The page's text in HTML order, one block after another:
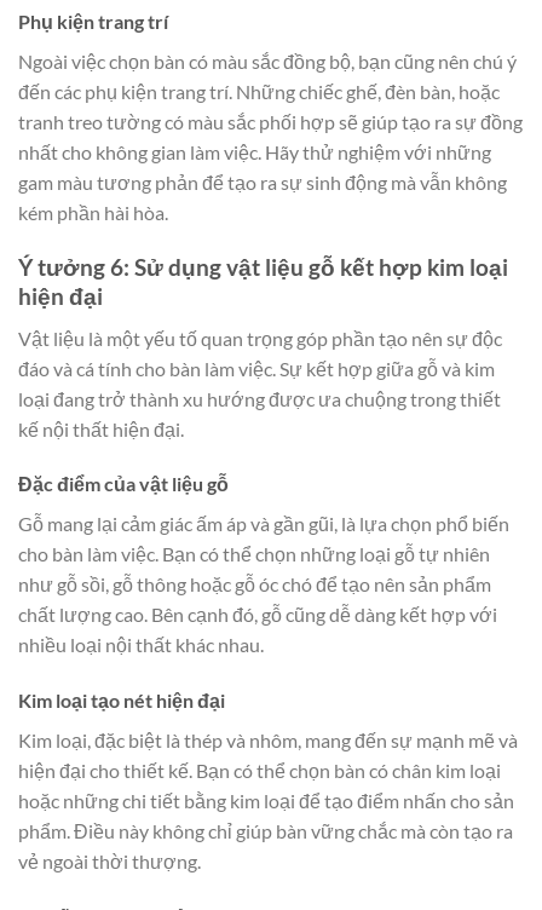
Phụ kiện trang trí
Ngoài việc chọn bàn có màu sắc đồng bộ, bạn cũng nên chú ý
đến các phụ kiện trang trí. Những chiếc ghế, đèn bàn, hoặc
tranh treo tường có màu sắc phối hợp sẽ giúp tạo ra sự đồng
nhất cho không gian làm việc. Hãy thử nghiệm với những
gam màu tương phản để tạo ra sự sinh động mà vẫn không
kém phần hài hòa.
Ý tưởng 6: Sử dụng vật liệu gỗ kết hợp kim loại
hiện đại
Vật liệu là một yếu tố quan trọng góp phần tạo nên sự độc
đáo và cá tính cho bàn làm việc. Sự kết hợp giữa gỗ và kim
loại đang trở thành xu hướng được ưa chuộng trong thiết
kế nội thất hiện đại.
Đặc điểm của vật liệu gỗ
Gỗ mang lại cảm giác ấm áp và gần gũi, là lựa chọn phổ biến
cho bàn làm việc. Bạn có thể chọn những loại gỗ tự nhiên
như gỗ sồi, gỗ thông hoặc gỗ óc chó để tạo nên sản phẩm
chất lượng cao. Bên cạnh đó, gỗ cũng dễ dàng kết hợp với
nhiều loại nội thất khác nhau.
Kim loại tạo nét hiện đại
Kim loại, đặc biệt là thép và nhôm, mang đến sự mạnh mẽ và
hiện đại cho thiết kế. Bạn có thể chọn bàn có chân kim loại
hoặc những chi tiết bằng kim loại để tạo điểm nhấn cho sản
phẩm. Điều này không chỉ giúp bàn vững chắc mà còn tạo ra
vẻ ngoài thời thượng.